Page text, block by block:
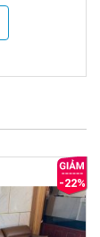
-22%